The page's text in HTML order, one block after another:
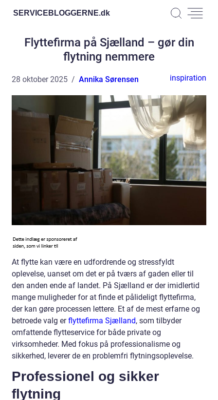
SERVICEBLOGGERNE.dk
Flyttefirma på Sjælland – gør din
flytning nemmere
28 oktober 2025 Annika Sørensen inspiration
At flytte kan være en udfordrende og stressfyldt
oplevelse, uanset om det er på tværs af gaden eller til
den anden ende af landet. På Sjælland er der imidlertid
mange muligheder for at finde et pålideligt flyttefirma,
der kan gøre processen lettere. Et af de mest erfarne og
betroede valg erflyttefirma Sjælland, som tilbyder
omfattende flytteservice for både private og
virksomheder. Med fokus på professionalisme og
sikkerhed, leverer de en problemfri flytningsoplevelse.
Professionel og sikker
flytning